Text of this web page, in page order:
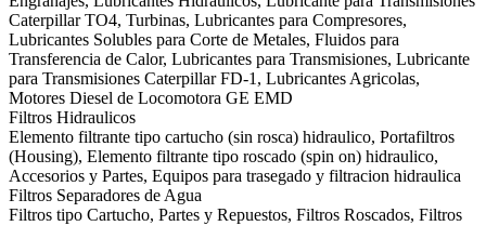
Caterpillar TO4, Turbinas, Lubricantes para Compresores,
Lubricantes Solubles para Corte de Metales, Fluidos para
Transferencia de Calor, Lubricantes para Transmisiones, Lubricante
para Transmisiones Caterpillar FD-1, Lubricantes Agricolas,
Motores Diesel de Locomotora GE EMD
Filtros Hidraulicos
Elemento filtrante tipo cartucho (sin rosca) hidraulico, Portafiltros
(Housing), Elemento filtrante tipo roscado (spin on) hidraulico,
Accesorios y Partes, Equipos para trasegado y filtracion hidraulica
Filtros Separadores de Agua
Filtros tipo Cartucho, Partes y Repuestos, Filtros Roscados, Filtros